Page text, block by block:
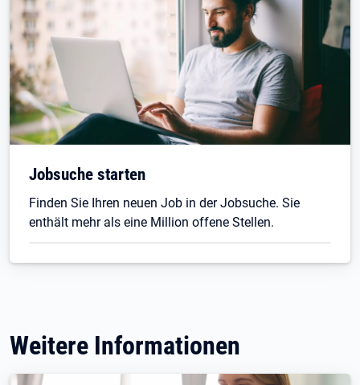
Jobsuche starten
Finden Sie Ihren neuen Job in der Jobsuche. Sie
enthält mehr als eine Million offene Stellen.
Weitere Informationen